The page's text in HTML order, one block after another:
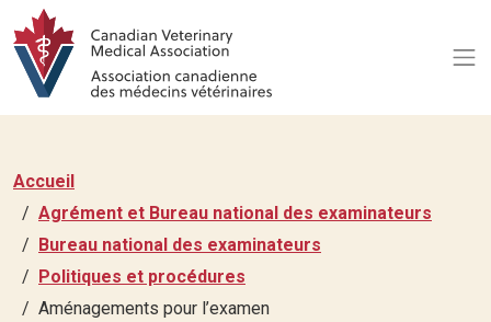
Accueil
Agrément et Bureau national des examinateurs
Bureau national des examinateurs
Politiques et procédures
Aménagements pour l’examen